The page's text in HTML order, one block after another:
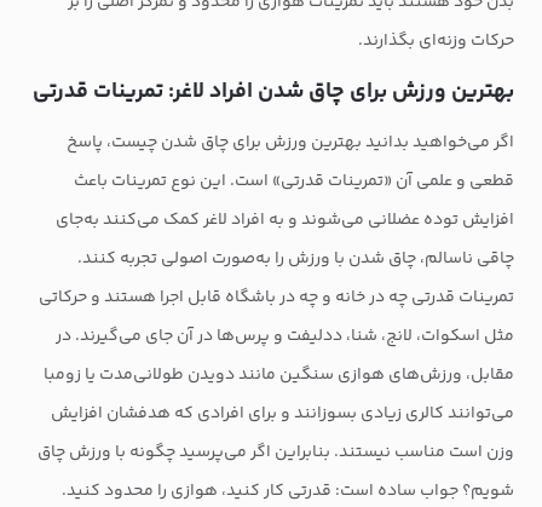
حرکات وزنه‌ای بگذارند.
بهترین ورزش برای چاق شدن افراد لاغر: تمرینات قدرتی
اگر می‌خواهید بدانید بهترین ورزش برای چاق شدن چیست، پاسخ
قطعی و علمی آن «تمرینات قدرتی» است. این نوع تمرینات باعث
افزایش توده عضلانی می‌شوند و به افراد لاغر کمک می‌کنند به‌جای
چاقی ناسالم، چاق شدن با ورزش را به‌صورت اصولی تجربه کنند.
تمرینات قدرتی چه در خانه و چه در باشگاه قابل اجرا هستند و حرکاتی
مثل اسکوات، لانج، شنا، ددلیفت و پرس‌ها در آن جای می‌گیرند. در
مقابل، ورزش‌های هوازی سنگین مانند دویدن طولانی‌مدت یا زومبا
می‌توانند کالری زیادی بسوزانند و برای افرادی که هدفشان افزایش
وزن است مناسب نیستند. بنابراین اگر می‌پرسید چگونه با ورزش چاق
شویم؟ جواب ساده است: قدرتی کار کنید، هوازی را محدود کنید.